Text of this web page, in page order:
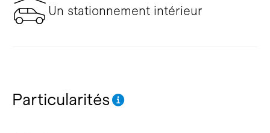
Un stationnement intérieur
Particularités